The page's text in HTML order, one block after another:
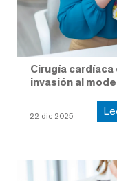
Cirugía
invasión al
22 dic 2025